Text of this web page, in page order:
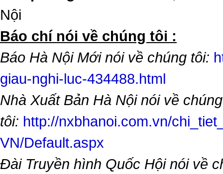
Nội
​Báo chí nói về chúng tôi :
Báo Hà Nội Mới nói về chúng tôi:
giau-nghi-luc-434488.html
Nhà Xuất Bản Hà Nội nói về chúng
tôi: http://nxbhanoi.com.vn/
VN/Default.aspx
Đài Truyền hình Quốc Hội nói về